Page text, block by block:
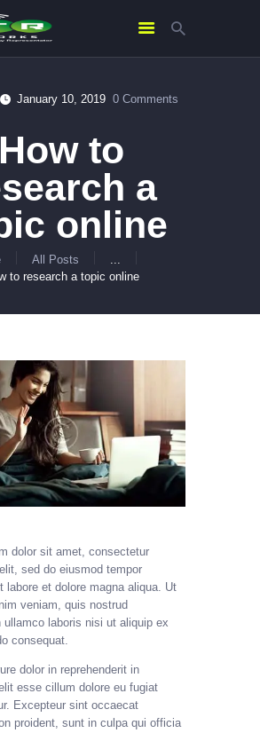
January 10, 2019 0 Comments
How to
a
online
All Posts
...
to research a topic online
dolor sit amet, consectetur
sed do eiusmod tempor
labore et dolore magna aliqua. Ut
veniam, quis nostrud
ullamco laboris nisi ut aliquip ex
consequat.
dolor in reprehenderit in
esse cillum dolore eu fugiat
Excepteur sint occaecat
proident, sunt in culpa qui officia